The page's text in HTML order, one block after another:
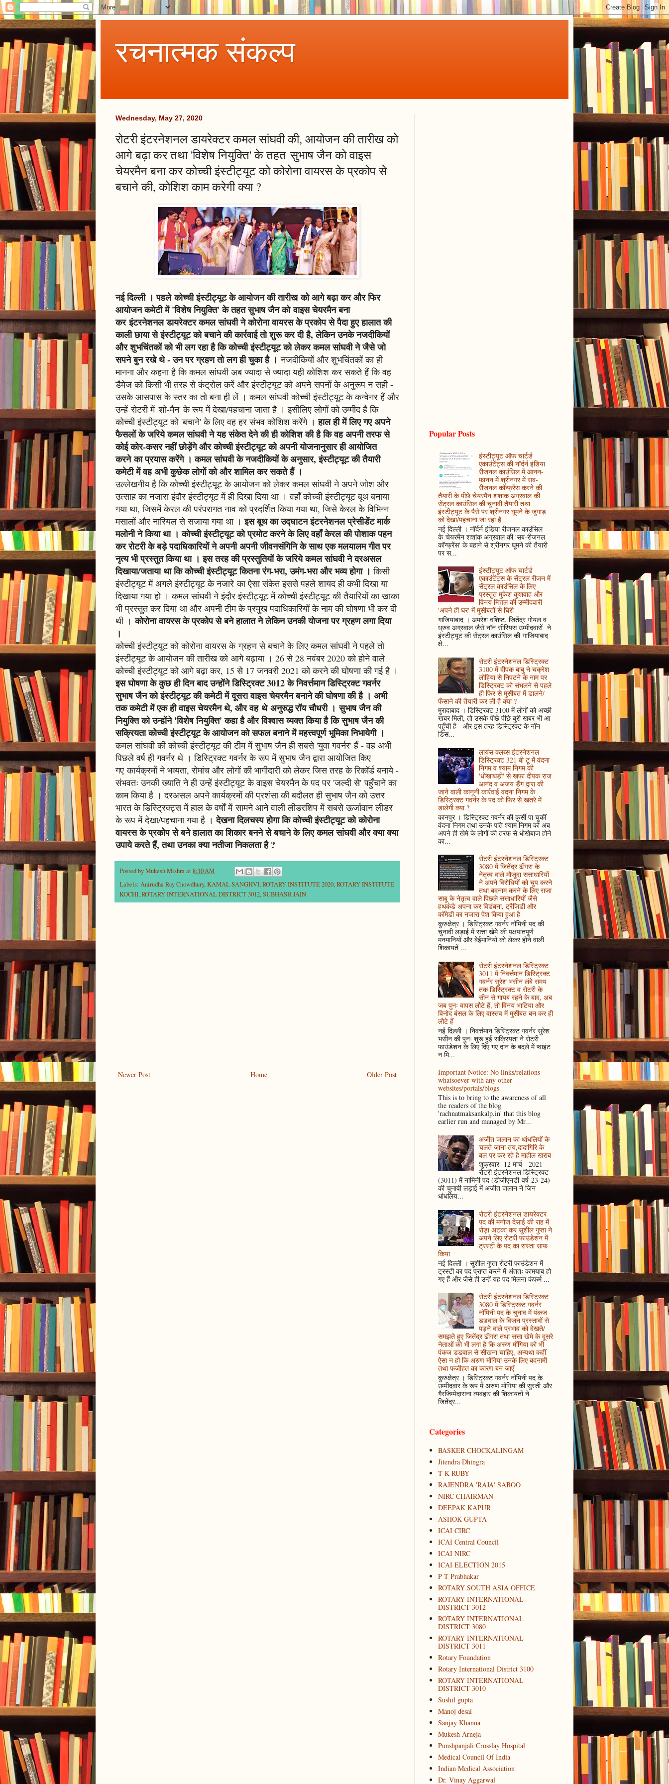
रचनात्मक संकल्प
Wednesday, May 27, 2020
रोटरी इंटरनेशनल डायरेक्टर कमल सांघवी की, आयोजन की तारीख को
आगे बढ़ा कर तथा 'विशेष नियुक्ति' के तहत सुभाष जैन को वाइस
चेयरमैन बना कर कोच्ची इंस्टीट्यूट को कोरोना वायरस के प्रकोप से
बचाने की, कोशिश काम करेगी क्या ?
नई दिल्ली । पहले कोच्ची इंस्टीट्यूट के आयोजन की तारीख को आगे बढ़ा कर और फिर
आयोजन कमेटी में 'विशेष नियुक्ति' के तहत सुभाष जैन को वाइस चेयरमैन बना
कर इंटरनेशनल डायरेक्टर कमल सांघवी ने कोरोना वायरस के प्रकोप से पैदा हुए हालात की
काली छाया से इंस्टीट्यूट को बचाने की कार्रवाई तो शुरू कर दी है, लेकिन उनके नजदीकियों
और शुभचिंतकों को भी लग रहा है कि कोच्ची इंस्टीट्यूट को लेकर कमल सांघवी ने जैसे जो
सपने बुन रखे थे - उन पर ग्रहण तो लग ही चुका है । नजदीकियों और शुभचिंतकों का ही
मानना और कहना है कि कमल सांघवी अब ज्यादा से ज्यादा यही कोशिश कर सकते हैं कि वह
डैमेज को किसी भी तरह से कंट्रोल करें और इंस्टीट्यूट को अपने सपनों के अनुरूप न सही -
उसके आसपास के स्तर का तो बना ही लें । कमल सांघवी कोच्ची इंस्टीट्यूट के कन्वेनर हैं और
उन्हें रोटरी में 'शो-मैन' के रूप में देखा/पहचाना जाता है । इसीलिए लोगों को उम्मीद है कि
कोच्ची इंस्टीट्यूट को 'बचाने' के लिए वह हर संभव कोशिश करेंगे ।हाल ही में लिए गए अपने
फैसलों के जरिये कमल सांघवी ने यह संकेत देने की ही कोशिश की है कि वह अपनी तरफ से
कोई कोर-कसर नहीं छोड़ेंगे और कोच्ची इंस्टीट्यूट को अपनी योजनानुसार ही आयोजित
करने का प्रयास करेंगे । कमल सांघवी के नजदीकियों के अनुसार, इंस्टीट्यूट की तैयारी
कमेटी में वह अभी कुछेक लोगों को और शामिल कर सकते हैं ।
उल्लेखनीय है कि कोच्ची इंस्टीट्यूट के आयोजन को लेकर कमल सांघवी ने अपने जोश और
उत्साह का नजारा इंदौर इंस्टीट्यूट में ही दिखा दिया था । वहाँ कोच्ची इंस्टीट्यूट बूथ बनाया
गया था, जिसमें केरल की परंपरागत नाव को प्रदर्शित किया गया था, जिसे केरल के विभिन्न
मसालों और नारियल से सजाया गया था ।इस बूथ का उद्घाटन इंटरनेशनल प्रेसीडेंट मार्क
मलोनी ने किया था । कोच्ची इंस्टीट्यूट को प्रमोट करने के लिए वहाँ केरल की पोशाक पहन
कर रोटरी के बड़े पदाधिकारियों ने अपनी अपनी जीवनसंगिनि के साथ एक मलयालम गीत पर
नृत्य भी प्रस्तुत किया था । इस तरह की प्रस्तुतियों के जरिये कमल सांघवी ने दरअसल
दिखाया/जताया था कि कोच्ची इंस्टीट्यूट कितना रंग-भरा, उमंग-भरा और भव्य होगा । किसी
इंस्टीट्यूट में अगले इंस्टीट्यूट के नजारे का ऐसा संकेत इससे पहले शायद ही कभी दिखा या
दिखाया गया हो । कमल सांघवी ने इंदौर इंस्टीट्यूट में कोच्ची इंस्टीट्यूट की तैयारियों का खाका
भी प्रस्तुत कर दिया था और अपनी टीम के प्रमुख पदाधिकारियों के नाम की घोषणा भी कर दी
थी ।कोरोना वायरस के प्रकोप से बने हालात ने लेकिन उनकी योजना पर ग्रहण लगा दिया
।
कोच्ची इंस्टीट्यूट को कोरोना वायरस के ग्रहण से बचाने के लिए कमल सांघवी ने पहले तो
इंस्टीट्यूट के आयोजन की तारीख को आगे बढ़ाया । 26 से 28 नवंबर 2020 को होने वाले
कोच्ची इंस्टीट्यूट को आगे बढ़ा कर, 15 से 17 जनवरी 2021 को करने की घोषणा की गई है ।
इस घोषणा के कुछ ही दिन बाद उन्होंने डिस्ट्रिक्ट 3012 के निवर्त्तमान डिस्ट्रिक्ट गवर्नर
सुभाष जैन को इंस्टीट्यूट की कमेटी में दूसरा वाइस चेयरमैन बनाने की घोषणा की है । अभी
तक कमेटी में एक ही वाइस चेयरमैन थे, और वह थे अनुरुद्ध रॉय चौधरी । सुभाष जैन की
नियुक्ति को उन्होंने 'विशेष नियुक्ति' कहा है और विश्वास व्यक्त किया है कि सुभाष जैन की
सक्रियता कोच्ची इंस्टीट्यूट के आयोजन को सफल बनाने में महत्त्वपूर्ण भूमिका निभायेगी ।
कमल सांघवी की कोच्ची इंस्टीट्यूट की टीम में सुभाष जैन ही सबसे 'युवा गवर्नर' हैं - वह अभी
पिछले वर्ष ही गवर्नर थे । डिस्ट्रिक्ट गवर्नर के रूप में सुभाष जैन द्वारा आयोजित किए
गए कार्यक्रमों ने भव्यता, रोमांच और लोगों की भागीदारी को लेकर जिस तरह के रिकॉर्ड बनाये -
संभवतः उनकी ख्याति ने ही उन्हें इंस्टीट्यूट के वाइस चेयरमैन के पद पर 'जल्दी से' पहुँचाने का
काम किया है । दरअसल अपने कार्यक्रमों की प्रशंसा की बदौलत ही सुभाष जैन को उत्तर
भारत के डिस्ट्रिक्ट्स में हाल के वर्षों में सामने आने वाली लीडरशिप में सबसे ऊर्जावान लीडर
के रूप में देखा/पहचाना गया है ।देखना दिलचस्प होगा कि कोच्ची इंस्टीट्यूट को कोरोना
वायरस के प्रकोप से बने हालात का शिकार बनने से बचाने के लिए कमल सांघवी और क्या क्या
उपाये करते हैं, तथा उनका क्या नतीजा निकलता है ?
Posted byMukesh Mishraat 8:10 AM
Labels: Anirudha Roy Chowdhury,KAMAL SANGHVI,ROTARY INSTITUTE 2020,ROTARY INSTITUTE
KOCHI,ROTARY INTERNATIONAL DISTRICT 3012,SUBHASH JAIN
Newer Post Older Post
Home
Popular Posts
इंस्टीट्यूट ऑफ चार्टर्ड
एकाउंटेंट्स की नॉर्दर्न इंडिया
रीजनल काउंसिल में आनन-
फानन में श्रीनगर में सब-
रीजनल कॉन्फ्रेंस करने की
तैयारी के पीछे चेयरमैन शशांक अग्रवाल की
सेंट्रल काउंसिल की चुनावी तैयारी तथा
इंस्टीट्यूट के पैसे पर श्रीनगर घूमने के जुगाड़
को देखा/पहचाना जा रहा है
नई दिल्ली । नॉर्दर्न इंडिया रीजनल काउंसिल
के चेयरमैन शशांक अग्रवाल की 'सब-रीजनल
कॉन्फ्रेंस' के बहाने से श्रीनगर घूमने की तैयारी
पर स...
इंस्टीट्यूट ऑफ चार्टर्ड
एकाउंटेंट्स के सेंट्रल रीजन में
सेंट्रल काउंसिल के लिए
प्रस्तुत मुकेश कुशवाह और
विनय मित्तल की उम्मीदवारी
'अपने ही घर' में मुसीबतों से घिरी
गाजियाबाद । अमरेश वशिष्ट, जितेंद्र गोयल व
ध्रुव अग्रवाल जैसे नॉन सीरियस उम्मीदवारों ने
इंस्टीट्यूट की सेंट्रल काउंसिल की गाजियाबाद
क्षे...
रोटरी इंटरनेशनल डिस्ट्रिक्ट
3100 में दीपक बाबु ने चक्रेश
लोहिया से निपटने के नाम पर
डिस्ट्रिक्ट को संभलने से पहले
ही फिर से मुसीबत में डालने/
फँसाने की तैयारी कर ली है क्या ?
मुरादाबाद । डिस्ट्रिक्ट 3100 में लोगों को अच्छी
खबर मिली, तो उसके पीछे पीछे बुरी खबर भी आ
पहुँची है - और इस तरह डिस्ट्रिक्ट के नॉन-
डिस...
लायंस क्लब्स इंटरनेशनल
डिस्ट्रिक्ट 321 बी टू में वंदना
निगम व श्याम निगम की
'धोखाधड़ी' से खफा दीपक राज
आनंद व अजय डैंग द्वारा की
जाने वाली कानूनी कार्रवाई वंदना निगम के
डिस्ट्रिक्ट गवर्नर के पद को फिर से खतरे में
डालेगी क्या ?
कानपुर । डिस्ट्रिक्ट गवर्नर की कुर्सी पा चुकीं
वंदना निगम तथा उनके पति श्याम निगम को अब
अपने ही खेमे के लोगों की तरफ से धोखेबाज होने
का...
रोटरी इंटरनेशनल डिस्ट्रिक्ट
3080 में जितेंद्र ढींगरा के
नेतृत्व वाले मौजूदा सत्ताधारियों
ने अपने विरोधियों को चुप करने
तथा बदनाम करने के लिए राजा
साबू के नेतृत्व वाले पिछले सत्ताधारियों जैसे
हथकंडे अपना कर विडंबना, ट्रैजिडी और
कॉमेडी का नजारा पेश किया हुआ है
कुरुक्षेत्र । डिस्ट्रिक्ट गवर्नर नॉमिनी पद की
चुनावी लड़ाई में सत्ता खेमे की पक्षपातपूर्ण
मनमानियों और बेईमानियों को लेकर होने वाली
शिकायतें ...
रोटरी इंटरनेशनल डिस्ट्रिक्ट
3011 में निवर्त्तमान डिस्ट्रिक्ट
गवर्नर सुरेश भसीन लंबे समय
तक डिस्ट्रिक्ट व रोटरी के
सीन से गायब रहने के बाद, अब
जब पुनः वापस लौटे हैं, तो विनय भाटिया और
विनोद बंसल के लिए वास्तव में मुसीबत बन कर ही
लौटे हैं
नई दिल्ली । निवर्त्तमान डिस्ट्रिक्ट गवर्नर सुरेश
भसीन की पुनः शुरू हुई सक्रियता ने रोटरी
फाउंडेशन के लिए दिए गए दान के बदले में प्वाइंट
न मि...
Important Notice: No links/relations
whatsoever with any other
websites/portals/blogs
This is to bring to the awareness of all
the readers of the blog
'rachnatmaksankalp.in' that this blog
earlier run and managed by Mr...
अजीत जलान का धांधलियों के
चलते जाना तय,दादागिरि के
बल पर कर रहे है माहौल खराब
शुक्रवार -12 मार्च - 2021
रोटरी इंटरनेशनल डिस्ट्रिक्ट
(3011) में नामिनी पद (डीजीएनडी-वर्ष-23-24)
की चुनावी लड़ाई में अजीत जलान ने जिन
धांधलिय...
रोटरी इंटरनेशनल डायरेक्टर
पद की मनोज देसाई की राह में
रोड़ा अटका कर सुशील गुप्ता ने
अपने लिए रोटरी फाउंडेशन में
ट्रस्टी के पद का रास्ता साफ
किया
नई दिल्ली । सुशील गुप्ता रोटरी फाउंडेशन में
ट्रस्टी का पद प्राप्त करने में अंततः कामयाब हो
गए हैं और जैसे ही उन्हें यह पद मिलना कंफर्म ...
रोटरी इंटरनेशनल डिस्ट्रिक्ट
3080 में डिस्ट्रिक्ट गवर्नर
नॉमिनी पद के चुनाव में पंकज
डडवाल के विजन प्रस्तावों से
पड़ने वाले प्रभाव को देखते/
समझते हुए जितेंद्र ढींगरा तथा सत्ता खेमे के दूसरे
नेताओं को भी लगा है कि अरुण मोंगिया को भी
पंकज डडवाल से सीखना चाहिए, अन्यथा कहीं
ऐसा न हो कि अरुण मोंगिया उनके लिए बदनामी
तथा फजीहत का कारण बन जाएँ
कुरुक्षेत्र । डिस्ट्रिक्ट गवर्नर नॉमिनी पद के
उम्मीदवार के रूप में अरुण मोंगिया की सुस्ती और
गैरजिम्मेदाराना व्यवहार की शिकायतों ने
जितेंद्र...
Categories
BASKER CHOCKALINGAM
Jitendra Dhingra
T K RUBY
RAJENDRA 'RAJA' SABOO
NIRC CHAIRMAN
DEEPAK KAPUR
ASHOK GUPTA
ICAI CIRC
ICAI Central Council
ICAI NIRC
ICAI ELECTION 2015
P T Prabhakar
ROTARY SOUTH ASIA OFFICE
ROTARY INTERNATIONAL
DISTRICT 3012
ROTARY INTERNATIONAL
DISTRICT 3080
ROTARY INTERNATIONAL
DISTRICT 3011
Rotary Foundation
Rotary International District 3100
ROTARY INTERNATIONAL
DISTRICT 3010
Sushil gupta
Manoj desai
Sanjay Khanna
Mukesh Arneja
Punshpanjali Crosslay Hospital
Medical Council Of India
Indian Medical Association
Dr. Vinay Aggarwal